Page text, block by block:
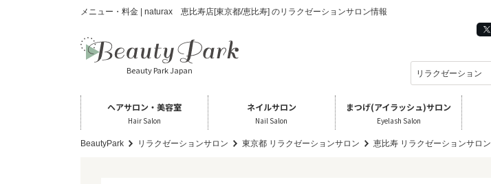
メニュー・料金 | naturax 恵比寿店[東京都/恵比寿] のリラクゼーションサロン情報
Beauty Park Japan
ヘアサロン・美容室
Hair Salon
ネイルサロン
Nail Salon
まつげ(アイラッシュ)サロン
Eyelash Salon
BeautyPark リラクゼーションサロン 東京都 リラクゼーションサロン 恵比寿 リラクゼーションサロン